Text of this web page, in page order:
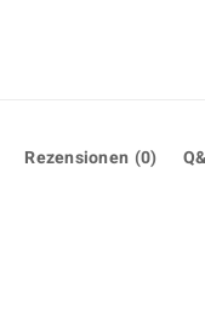
Rezensionen (0)